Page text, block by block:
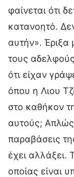
φαίνεται ότι
κατανοητό.
αυτήν». Έριξα
τους
ότι είχαν
όπου η Λιου
στο καθήκον
αυτούς; Απλώς
παραβάσεις
έχει αλλάξει.
οποίας είναι